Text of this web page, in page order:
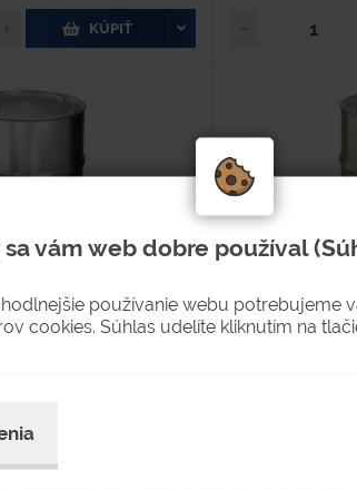
KÚPIŤ
2 x otvor vo veku
Sud 216,5 l
sa vám web dobre používal
používanie webu potrebujeme
cookies. Súhlas udelíte kliknutím na